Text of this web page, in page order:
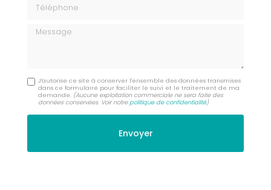
Message
J'autorise ce site à conserver l'ensemble des données transmises
dans ce formulaire pour faciliter le suivi et le traitement de ma
demande. (Aucune exploitation commerciale ne sera faite des
données conservées. Voir notrepolitique de confidentialité)